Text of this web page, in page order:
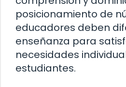
posicionamiento de
educadores deben
enseñanza para
necesidades
estudiantes.